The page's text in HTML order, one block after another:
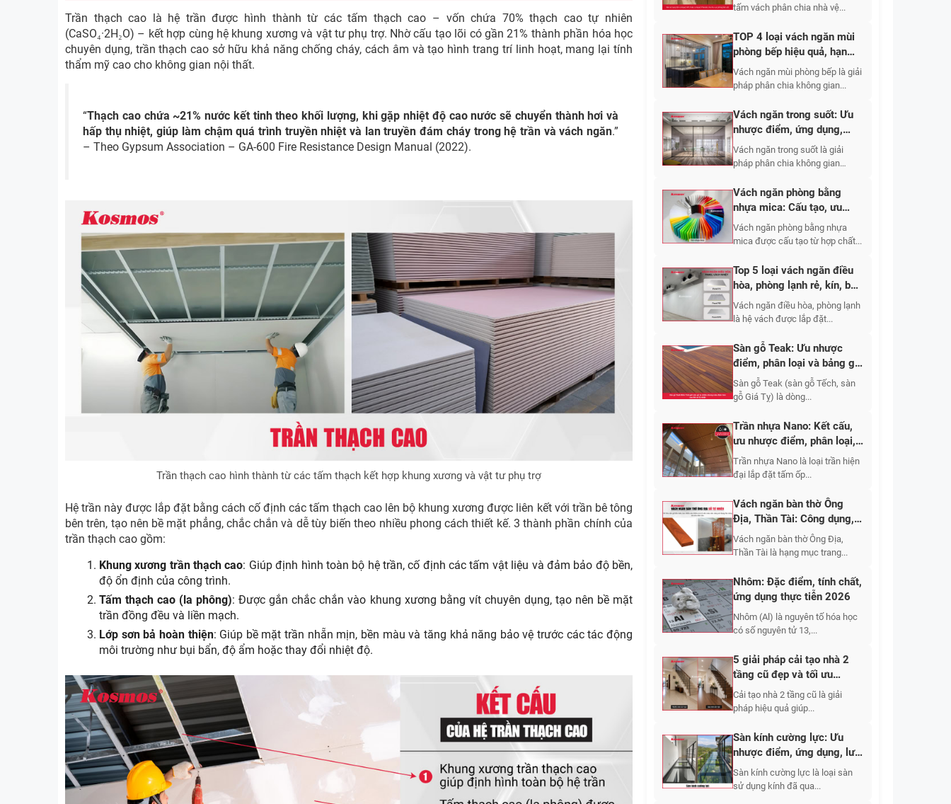
Trần thạch cao là hệ trần được hình thành từ các tấm thạch cao – vốn chứa 70% thạch cao tự nhiên
(CaSO₄·2H₂O) – kết hợp cùng hệ khung xương và vật tư phụ trợ. Nhờ cấu tạo lõi có gần 21% thành phần hóa học
chuyên dụng, trần thạch cao sở hữu khả năng chống cháy, cách âm và tạo hình trang trí linh hoạt, mang lại tính
thẩm mỹ cao cho không gian nội thất.
“Thạch cao chứa ~21% nước kết tinh theo khối lượng, khi gặp nhiệt độ cao nước sẽ chuyển thành hơi và
hấp thụ nhiệt, giúp làm chậm quá trình truyền nhiệt và lan truyền đám cháy trong hệ trần và vách ngăn.”
– Theo Gypsum Association – GA-600 Fire Resistance Design Manual (2022).
Trần thạch cao hình thành từ các tấm thạch kết hợp khung xương và vật tư phụ trợ
Hệ trần này được lắp đặt bằng cách cố định các tấm thạch cao lên bộ khung xương được liên kết với trần bê tông
bên trên, tạo nên bề mặt phẳng, chắc chắn và dễ tùy biến theo nhiều phong cách thiết kế. 3 thành phần chính của
trần thạch cao gồm:
Khung xương trần thạch cao: Giúp định hình toàn bộ hệ trần, cố định các tấm vật liệu và đảm bảo độ bền,
độ ổn định của công trình.
Tấm thạch cao (la phông): Được gắn chắc chắn vào khung xương bằng vít chuyên dụng, tạo nên bề mặt
trần đồng đều và liền mạch.
Lớp sơn bả hoàn thiện: Giúp bề mặt trần nhẵn mịn, bền màu và tăng khả năng bảo vệ trước các tác động
môi trường như bụi bẩn, độ ẩm hoặc thay đổi nhiệt độ.
tấm vách phân chia nhà vệ...
TOP 4 loại vách ngăn mùi
phòng bếp hiệu quả, hạn
chế bám bẩn
Vách ngăn mùi phòng bếp là giải
pháp phân chia không gian...
Vách ngăn trong suốt: Ưu
nhược điểm, ứng dụng,
phân loại 2026
Vách ngăn trong suốt là giải
pháp phân chia không gian
Vách ngăn phòng bằng
nhựa mica: Cấu tạo, ưu
nhược điểm, báo giá 2026
Vách ngăn phòng bằng nhựa
mica được cấu tạo từ hợp chất...
Top 5 loại vách ngăn điều
hòa, phòng lạnh rẻ, kín, bền
2026
Vách ngăn điều hòa, phòng lạnh
là hệ vách được lắp đặt...
Sàn gỗ Teak: Ưu nhược
điểm, phân loại và bảng giá
thi công mới nhất?
Sàn gỗ Teak (sàn gỗ Tếch, sàn
gỗ Giá Tỵ) là dòng...
Trần nhựa Nano: Kết cấu,
ưu nhược điểm, phân loại,
cập nhật báo giá 2026
Trần nhựa Nano là loại trần hiện
đại lắp đặt tấm ốp...
Vách ngăn bàn thờ Ông
Địa, Thần Tài: Công dụng,
10+ mẫu đẹp 2026
Vách ngăn bàn thờ Ông Địa,
Thần Tài là hạng mục trang...
Nhôm: Đặc điểm, tính chất,
ứng dụng thực tiễn 2026
Nhôm (Al) là nguyên tố hóa học
có số nguyên tử 13,...
5 giải pháp cải tạo nhà 2
tầng cũ đẹp và tối ưu
không gian sống 2026
Cải tạo nhà 2 tầng cũ là giải
pháp hiệu quả giúp...
Sàn kính cường lực: Ưu
nhược điểm, ứng dụng, lưu
ý khi thi công 2026
Sàn kính cường lực là loại sàn
sử dụng kính đã qua...